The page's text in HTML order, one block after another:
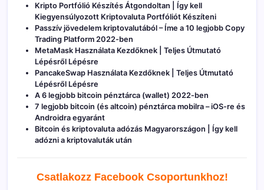
Kripto Portfólió Készítés Átgondoltan | Így kell
Kiegyensúlyozott Kriptovaluta Portfóliót Készíteni
Passzív jövedelem kriptovalutából – Íme a 10 legjobb Copy
Trading Platform 2022-ben
MetaMask Használata Kezdőknek | Teljes Útmutató
Lépésről Lépésre
PancakeSwap Használata Kezdőknek | Teljes Útmutató
Lépésről Lépésre
A 6 legjobb bitcoin pénztárca (wallet) 2022-ben
7 legjobb bitcoin (és altcoin) pénztárca mobilra – iOS-re és
Androidra egyaránt
Bitcoin és kriptovaluta adózás Magyarországon | Így kell
adózni a kriptovaluták után
Csatlakozz Facebook Csoportunkhoz!